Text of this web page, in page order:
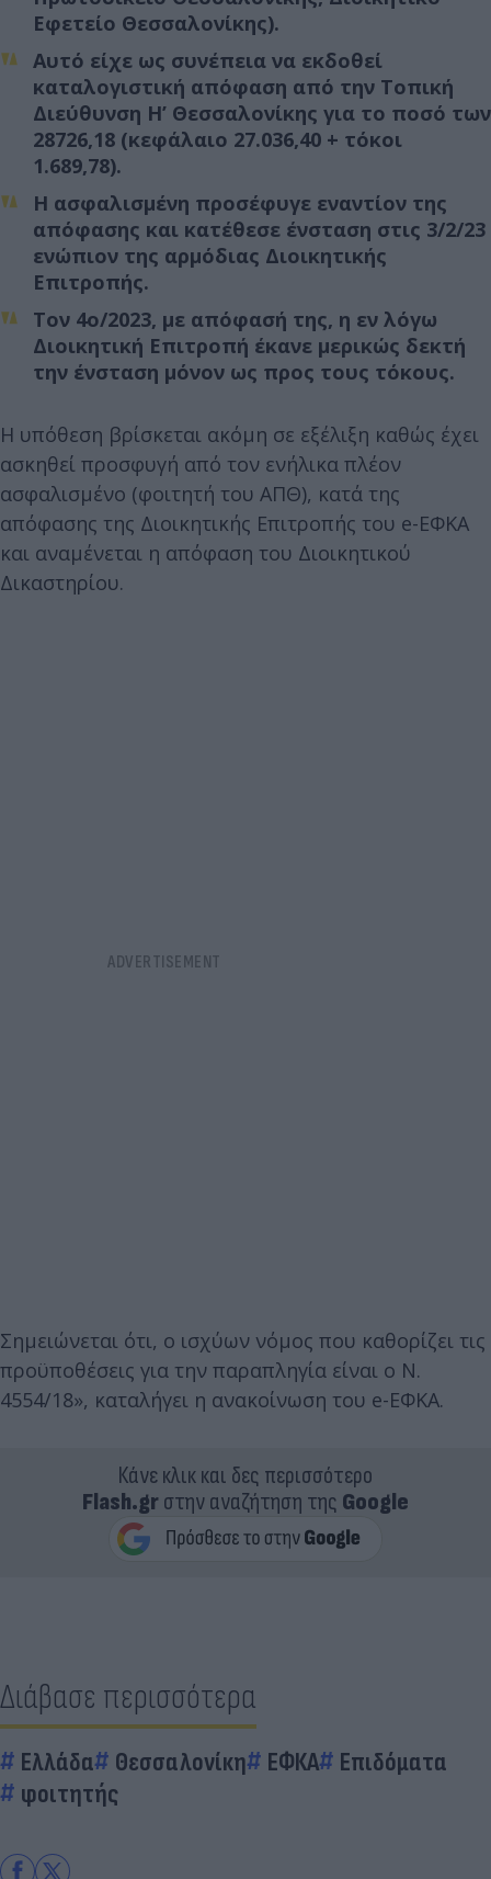
Εφετείο Θεσσαλονίκης).
Αυτό είχε ως συνέπεια να εκδοθεί
καταλογιστική απόφαση από την Τοπική
Διεύθυνση Η’ Θεσσαλονίκης για το ποσό των
28726,18 (κεφάλαιο 27.036,40 + τόκοι
1.689,78).
Η ασφαλισμένη προσέφυγε εναντίον της
απόφασης και κατέθεσε ένσταση στις 3/2/23
ενώπιον της αρμόδιας Διοικητικής
Επιτροπής.
Τον 4ο/2023, με απόφασή της, η εν λόγω
Διοικητική Επιτροπή έκανε μερικώς δεκτή
την ένσταση μόνον ως προς τους τόκους.
Η υπόθεση βρίσκεται ακόμη σε εξέλιξη καθώς έχει
ασκηθεί προσφυγή από τον ενήλικα πλέον
ασφαλισμένο (φοιτητή του ΑΠΘ), κατά της
απόφασης της Διοικητικής Επιτροπής του e-ΕΦΚΑ
και αναμένεται η απόφαση του Διοικητικού
Δικαστηρίου.
Σημειώνεται ότι, ο ισχύων νόμος που καθορίζει τις
προϋποθέσεις για την παραπληγία είναι ο Ν.
4554/18», καταλήγει η ανακοίνωση του e-ΕΦΚΑ.
Κάνε κλικ και δες περισσότερο
Flash.grστην αναζήτηση της Google
Διάβασε περισσότερα
Ελλάδα Θεσσαλονίκη ΕΦΚΑ
Επιδόματα
φοιτητής